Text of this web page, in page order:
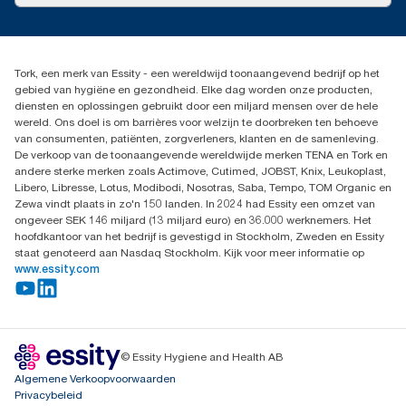
Productklacht
Dispenserklacht
030 - 698 46 66
Essity Netherlands B.V.
Arnhemse Bovenweg 120
3708 AH ZEIST
Nederland
Tork, een merk van Essity - een wereldwijd toonaangevend bedrijf op het
gebied van hygiëne en gezondheid. Elke dag worden onze producten,
diensten en oplossingen gebruikt door een miljard mensen over de hele
wereld. Ons doel is om barrières voor welzijn te doorbreken ten behoeve
van consumenten, patiënten, zorgverleners, klanten en de samenleving.
De verkoop van de toonaangevende wereldwijde merken TENA en Tork en
andere sterke merken zoals Actimove, Cutimed, JOBST, Knix, Leukoplast,
Libero, Libresse, Lotus, Modibodi, Nosotras, Saba, Tempo, TOM Organic en
Zewa vindt plaats in zo'n 150 landen. In 2024 had Essity een omzet van
ongeveer SEK 146 miljard (13 miljard euro) en 36.000 werknemers. Het
hoofdkantoor van het bedrijf is gevestigd in Stockholm, Zweden en Essity
staat genoteerd aan Nasdaq Stockholm. Kijk voor meer informatie op
www.essity.com
© Essity Hygiene and Health AB
Algemene Verkoopvoorwaarden
Privacybeleid